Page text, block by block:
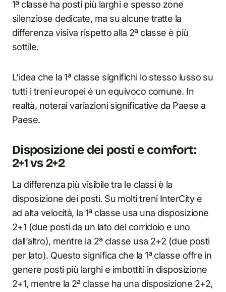
1ª classe ha posti più larghi e spesso zone
silenziose dedicate, ma su alcune tratte la
differenza visiva rispetto alla 2ª classe è più
sottile.
L’idea che la 1ª classe significhi lo stesso lusso su
tutti i treni europei è un equivoco comune. In
realtà, noterai variazioni significative da Paese a
Paese.
Disposizione dei posti e comfort:
2+1 vs 2+2
La differenza più visibile tra le classi è la
disposizione dei posti. Su molti treni InterCity e
ad alta velocità, la 1ª classe usa una disposizione
2+1 (due posti da un lato del corridoio e uno
dall’altro), mentre la 2ª classe usa 2+2 (due posti
per lato). Questo significa che la 1ª classe offre in
genere posti più larghi e imbottiti in disposizione
2+1, mentre la 2ª classe ha una disposizione 2+2,